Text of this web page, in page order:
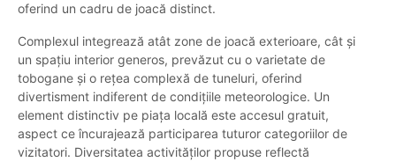
oferind un cadru de joacă distinct.
Complexul integrează atât zone de joacă exterioare, cât și
un spațiu interior generos, prevăzut cu o varietate de
tobogane și o rețea complexă de tuneluri, oferind
divertisment indiferent de condițiile meteorologice. Un
element distinctiv pe piața locală este accesul gratuit,
aspect ce încurajează participarea tuturor categoriilor de
vizitatori. Diversitatea activităților propuse reflectă